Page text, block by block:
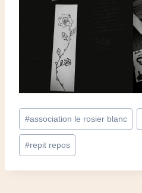
Étiquettes
de
la
#association le rosier blanc
#repit repos